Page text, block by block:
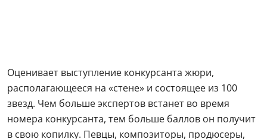
Оценивает выступление конкурсанта жюри,
располагающееся на «стене» и состоящее из 100
звезд. Чем больше экспертов встанет во время
номера конкурсанта, тем больше баллов он получит
в свою копилку. Певцы, композиторы, продюсеры,